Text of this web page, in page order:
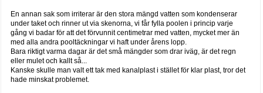
En annan sak som irriterar är den stora mängd vatten som kondenserar
under taket och rinner ut via skenorna, vi får fylla poolen i princip varje
gång vi badar för att det förvunnit centimetrar med vatten, mycket mer än
med alla andra pooltäckningar vi haft under årens lopp.
Bara riktigt varma dagar är det små mängder som drar iväg, är det regn
eller mulet och kallt så...
Kanske skulle man valt ett tak med kanalplast i stället för klar plast, tror det
hade minskat problemet.